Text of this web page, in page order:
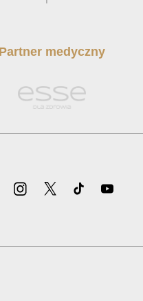
Partner medyczny